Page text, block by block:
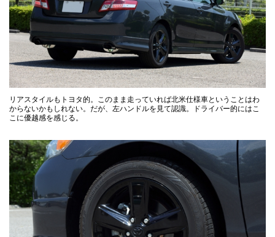
リアスタイルもトヨタ的。このまま走っていれば北米仕様車ということはわ
からないかもしれない。だが、左ハンドルを見て認識。ドライバー的にはこ
こに優越感を感じる。